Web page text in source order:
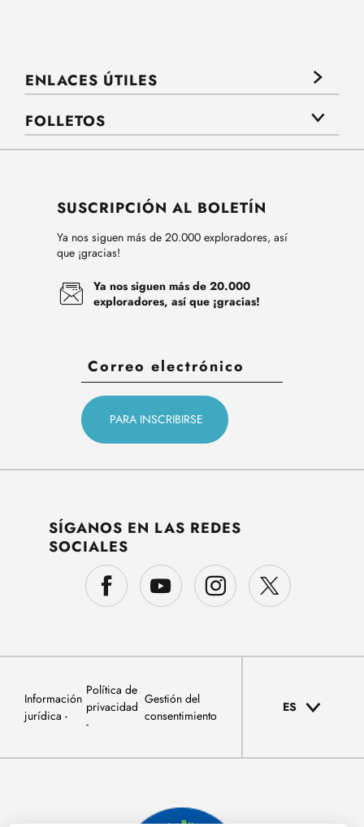
ENLACES ÚTILES
FOLLETOS
SUSCRIPCIÓN AL BOLETÍN
Ya nos siguen más de 20.000 exploradores, así
que ¡gracias!
Ya nos siguen más de 20.000
exploradores, así que ¡gracias!
SÍGANOS EN LAS REDES
SOCIALES
Información
jurídica
Política de
privacidad
Gestión del
consentimiento
ES